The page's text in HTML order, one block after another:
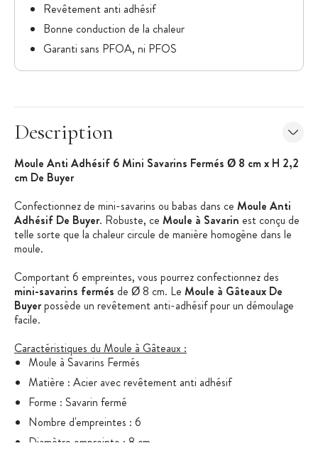
Revêtement anti adhésif
Bonne conduction de la chaleur
Garanti sans PFOA, ni PFOS
Description
Moule Anti Adhésif 6 Mini Savarins Fermés Ø 8 cm x H 2,2
cm De Buyer
Confectionnez de mini-savarins ou babas dans ce Moule Anti
Adhésif De Buyer. Robuste, ce Moule à Savarin est conçu de
telle sorte que la chaleur circule de manière homogène dans le
moule.
Comportant 6 empreintes, vous pourrez confectionnez des
mini-savarins fermés de Ø 8 cm. Le Moule à Gâteaux De
Buyerpossède un revêtement anti-adhésif pour un démoulage
facile.
Caractéristiques du Moule à Gâteaux :
Moule à Savarins Fermés
Matière : Acier avec revêtement anti adhésif
Forme : Savarin fermé
Nombre d'empreintes : 6
Diamètre empreinte : 8 cm